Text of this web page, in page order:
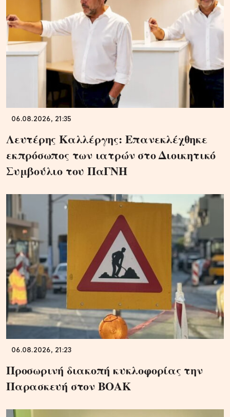
06.08.2026, 21:35
Λευτέρης Καλλέργης: Επανεκλέχθηκε
εκπρόσωπος των ιατρών στο Διοικητικό
Συμβούλιο του ΠαΓΝΗ
06.08.2026, 21:23
Προσωρινή διακοπή κυκλοφορίας την
Παρασκευή στον ΒΟΑΚ